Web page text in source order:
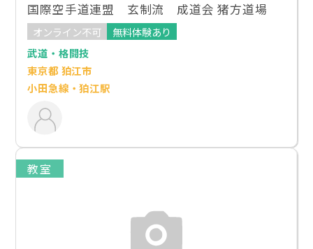
国際空手道連盟 玄制流 成道会 猪方道場
オンライン不可
無料体験あり
武道・格闘技
東京都 狛江市
小田急線・狛江駅
教室